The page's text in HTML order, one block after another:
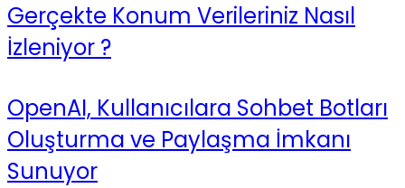
Gerçekte Konum Verileriniz Nasıl
İzleniyor ?
OpenAI, Kullanıcılara Sohbet Botları
Oluşturma ve Paylaşma İmkanı
Sunuyor